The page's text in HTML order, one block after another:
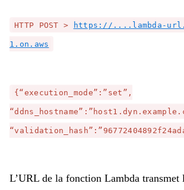
HTTP POST > https://....lambda-
1.on.aws
{“execution_mode”:”set”,
L’URL de la fonction Lambda transmet